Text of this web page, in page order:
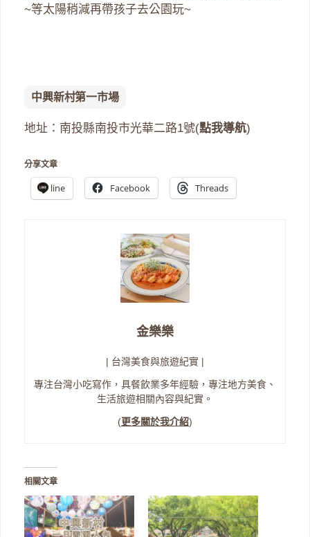
~等太陽稍減再帶孩子去公園玩~
中興新村第一市場
地址：南投縣南投市光華二路1號(點我導航)
分享文章
line Facebook Threads
金樂樂
| 台灣美食與旅遊紀實 |
專注台灣小吃寫作，具餐飲業多年經驗，專注地方美食、
生活旅遊相關內容與紀實。
(更多關於我介紹)
相關文章